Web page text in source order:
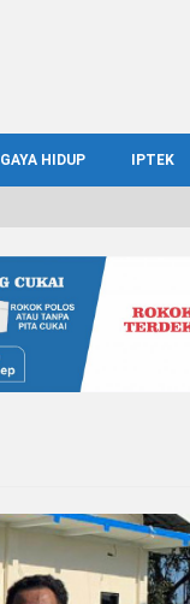
GAYA HIDUP IPTEK